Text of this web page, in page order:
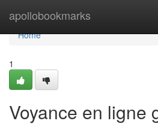
apollobookmarks
Home
Home
1
Voyance en ligne